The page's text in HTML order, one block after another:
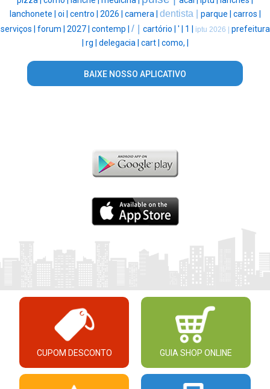
lanchonete | oi | centro | 2026 | camera | dentista | parque | carros |
serviços | forum | 2027 | contemp | / | cartório | ' | 1 | iptu 2026 | prefeitura
rg | delegacia | cart | como, |
BAIXE NOSSO APLICATIVO
CUPOM DESCONTO GUIA SHOP ONLINE